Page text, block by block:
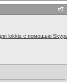
#7